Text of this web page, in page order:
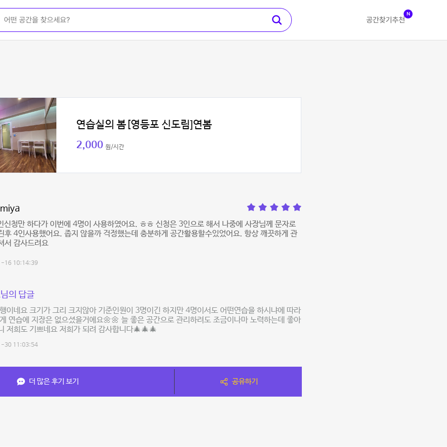
공간찾기 추천
N
연습실의 봄[영등포 신도림]연봄
2,000 원/시간
신청만 하다가 이번에 4명이 사용하였어요. ㅎㅎ 신청은 3인으로 해서 나중에 사장님께 문자로
후 4인사용했어요. 좁지 않을까 걱정했는데 충분하게 공간활용할수있었어요. 항상 깨끗하게 관
서 감사드려요
16 10:14:39
의 답글
이네요 크기가 그리 크지않아 기준인원이 3명이긴 하지만 4명이서도 어떤연습을 하시냐에 따라
연습에 지장은 없으셨을거에요🌼🌼 늘 좋은 공간으로 관리하려도 조금이나마 노력하는데 좋아
저희도 기쁘네요 저희가 되려 감사합니다🎄🎄🎄
30 11:03:54
더 많은 후기 보기 공유하기